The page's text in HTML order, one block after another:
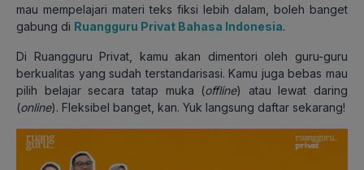
mau mempelajari materi teks fiksi lebih dalam, boleh banget
gabung di Ruangguru Privat Bahasa Indonesia.
Di Ruangguru Privat, kamu akan dimentori oleh guru-guru
berkualitas yang sudah terstandarisasi. Kamu juga bebas mau
pilih belajar secara tatap muka (offline) atau lewat daring
(online). Fleksibel banget, kan. Yuk langsung daftar sekarang!